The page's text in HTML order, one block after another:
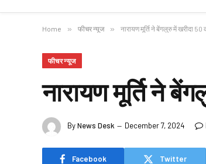
Home » फीचर न्यूज » नारायण मूर्ति ने बेंगलुरु में खरीदा
फीचर न्यूज
नारायण मूर्ति ने
ByNews Desk December 7, 2024
Facebook Twitter